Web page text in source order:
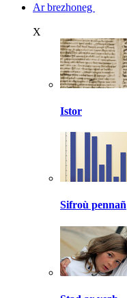
Ar brezhoneg
X
Istor
Sifroù pennañ